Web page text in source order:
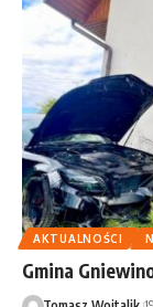
AKTUALNOŚCI
Gmina